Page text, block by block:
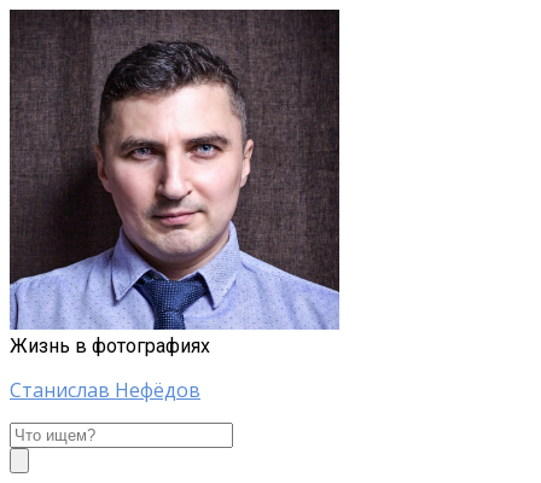
Жизнь в фотографиях
Станислав Нефёдов
Станислав
Нефёдов